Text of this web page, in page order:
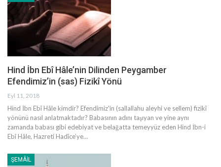
Hind İbn Ebî Hâle’nin Dilinden Peygamber
Efendimiz’in (sas) Fizikî Yönü
Eyl 11, 2018
Hind İbn Ebî Hâle kimdir? Efendimiz'in (sallallahu aleyhi ve sellem) fizikî
yönünü nasıl anlatmaktadır? Babasının adını taşıyan ve yine aynı
zamanda babası gibi edebiyat ve belağatta temeyyüz eden Hind İbn-i
Ebî Hâle, Hazreti Hadîce’ye…
ŞEMÂIL